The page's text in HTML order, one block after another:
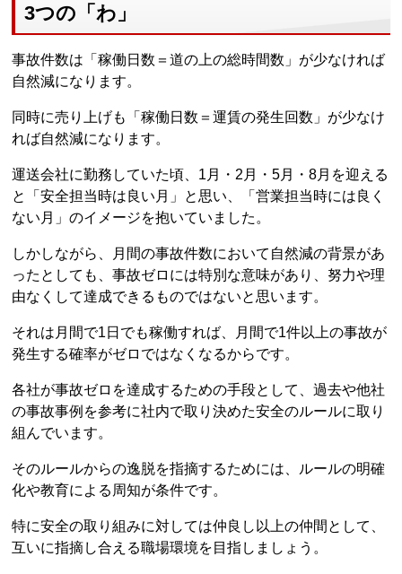
3つの「わ」
事故件数は「稼働日数＝道の上の総時間数」が少なければ
自然減になります。
同時に売り上げも「稼働日数＝運賃の発生回数」が少なけ
れば自然減になります。
運送会社に勤務していた頃、1月・2月・5月・8月を迎える
と「安全担当時は良い月」と思い、「営業担当時には良く
ない月」のイメージを抱いていました。
しかしながら、月間の事故件数において自然減の背景があ
ったとしても、事故ゼロには特別な意味があり、努力や理
由なくして達成できるものではないと思います。
それは月間で1日でも稼働すれば、月間で1件以上の事故が
発生する確率がゼロではなくなるからです。
各社が事故ゼロを達成するための手段として、過去や他社
の事故事例を参考に社内で取り決めた安全のルールに取り
組んでいます。
そのルールからの逸脱を指摘するためには、ルールの明確
化や教育による周知が条件です。
特に安全の取り組みに対しては仲良し以上の仲間として、
互いに指摘し合える職場環境を目指しましょう。